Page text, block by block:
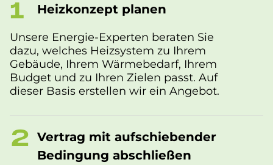
Heiz­kon­ze­pt pla­nen
Unsere Energie-Experten beraten Sie
dazu, welches Heizsystem zu Ihrem
Gebäude, Ihrem Wärmebedarf, Ihrem
Budget und zu Ihren Zielen passt. Auf
dieser Basis erstellen wir ein Angebot.
Ver­trag mit aufschiebender
Bedingung ab­schlie­ßen